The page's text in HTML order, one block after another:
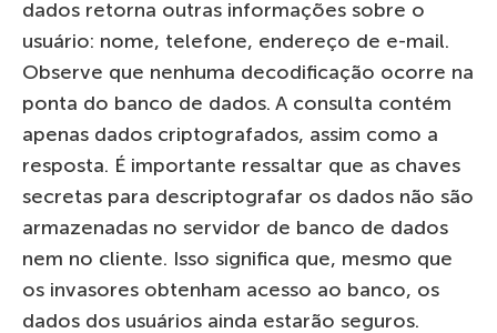
dados retorna outras informações sobre o
usuário: nome, telefone, endereço de e-mail.
Observe que nenhuma decodificação ocorre na
ponta do banco de dados. A consulta contém
apenas dados criptografados, assim como a
resposta. É importante ressaltar que as chaves
secretas para descriptografar os dados não são
armazenadas no servidor de banco de dados
nem no cliente. Isso significa que, mesmo que
os invasores obtenham acesso ao banco, os
dados dos usuários ainda estarão seguros.